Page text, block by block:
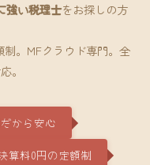
強い税理士をお探しの方
。MFクラウド専門。全
。
から安心
算料0円の定額制